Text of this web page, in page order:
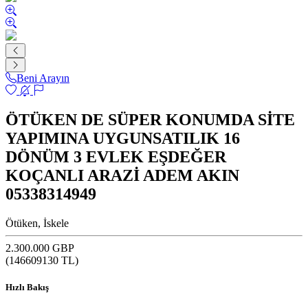
Beni Arayın
ÖTÜKEN DE SÜPER KONUMDA SİTE
YAPIMINA UYGUNSATILIK 16
DÖNÜM 3 EVLEK EŞDEĞER
KOÇANLI ARAZİ ADEM AKIN
05338314949
Ötüken, İskele
2.300.000 GBP
(146609130 TL)
Hızlı Bakış